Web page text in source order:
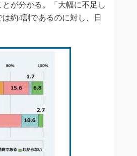
が分かる。「大幅に不足し
約4割であるのに対し、日